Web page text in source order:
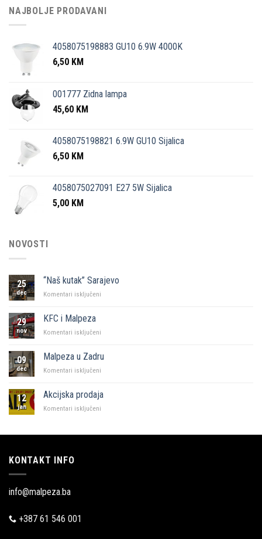
NAJBOLJE PRODAVANI
4058075198883 GU10 6.9W 4000K
6,50 KM
001777 Zidna lampa
45,60 KM
4058075198821 6.9W GU10 Sijalica
6,50 KM
4058075027091 E27 5W Sijalica
5,00 KM
NOVOSTI
25
dec
“Naš kutak” Sarajevo
Komentari isključeni
29
nov
KFC i Malpeza
Komentari isključeni
Malpeza
09
dec
Malpeza u Zadru
Komentari isključeni
Zadru
12
jan
Akcijska prodaja
Komentari isključeni
KONTAKT INFO
info@malpeza.ba
+387 61 546 001